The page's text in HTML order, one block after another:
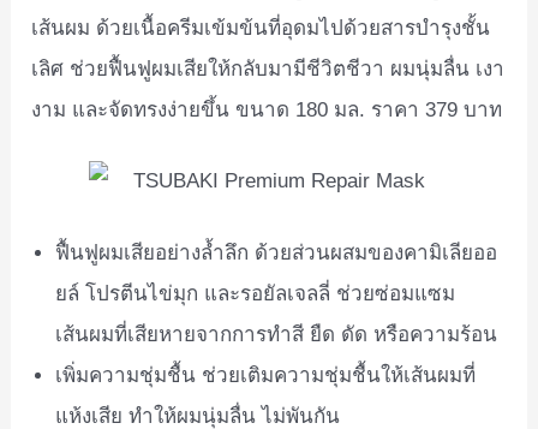
เส้นผม ด้วยเนื้อครีมเข้มข้นที่อุดมไปด้วยสารบำรุงชั้น
เลิศ ช่วยฟื้นฟูผมเสียให้กลับมามีชีวิตชีวา ผมนุ่มลื่น เงา
งาม และจัดทรงง่ายขึ้น ขนาด 180 มล. ราคา 379 บาท
ฟื้นฟูผมเสียอย่างล้ำลึก ด้วยส่วนผสมของคามิเลียออ
ยล์ โปรตีนไข่มุก และรอยัลเจลลี่ ช่วยซ่อมแซม
เส้นผมที่เสียหายจากการทำสี ยืด ดัด หรือความร้อน
เพิ่มความชุ่มชื้น ช่วยเติมความชุ่มชื้นให้เส้นผมที่
แห้งเสีย ทำให้ผมนุ่มลื่น ไม่พันกัน